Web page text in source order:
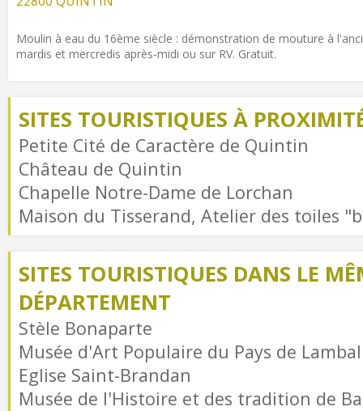
Moulin à eau du 16ème siècle : démonstration de mouture à
mardis et mercredis après-midi ou sur RV. Gratuit.
SITES TOURISTIQUES À
Petite Cité de Caractère de Quintin
Château de Quintin
Chapelle Notre-Dame de Lorchan
Maison du Tisserand, Atelier des toiles
SITES TOURISTIQUES DANS LE
DÉPARTEMENT
Stèle Bonaparte
Musée d'Art Populaire du Pays de
Eglise Saint-Brandan
Musée de l'Histoire et des tradition de